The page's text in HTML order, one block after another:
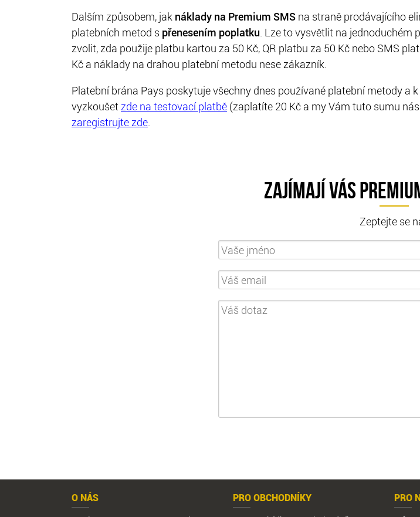
Dalším způsobem, jak náklady na Premium SMS na straně prodávajícího
platebních metod s přenesením poplatku. Lze to vysvětlit na jednoduchém
zvolit, zda použije platbu kartou za 50 Kč, QR platbu za 50 Kč nebo SMS
Kč a náklady na drahou platební metodu nese zákazník.
Platební brána Pays poskytuje všechny dnes používané platební metody a
vyzkoušetzde na testovací platbě (zaplatíte 20 Kč a my Vám tuto sumu
zaregistrujte zde.
ZAJÍMAJÍ VÁS
Zeptejte se
O NÁS
PRO OBCHODNÍKY
PRO